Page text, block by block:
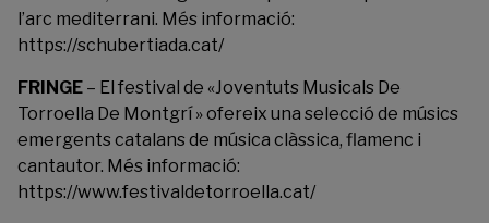
l’arc mediterrani. Més informació:
https://schubertiada.cat/
FRINGE – El festival de «Joventuts Musicals De
Torroella De Montgrí » ofereix una selecció de músics
emergents catalans de música clàssica, flamenc i
cantautor. Més informació:
https://www.festivaldetorroella.cat/